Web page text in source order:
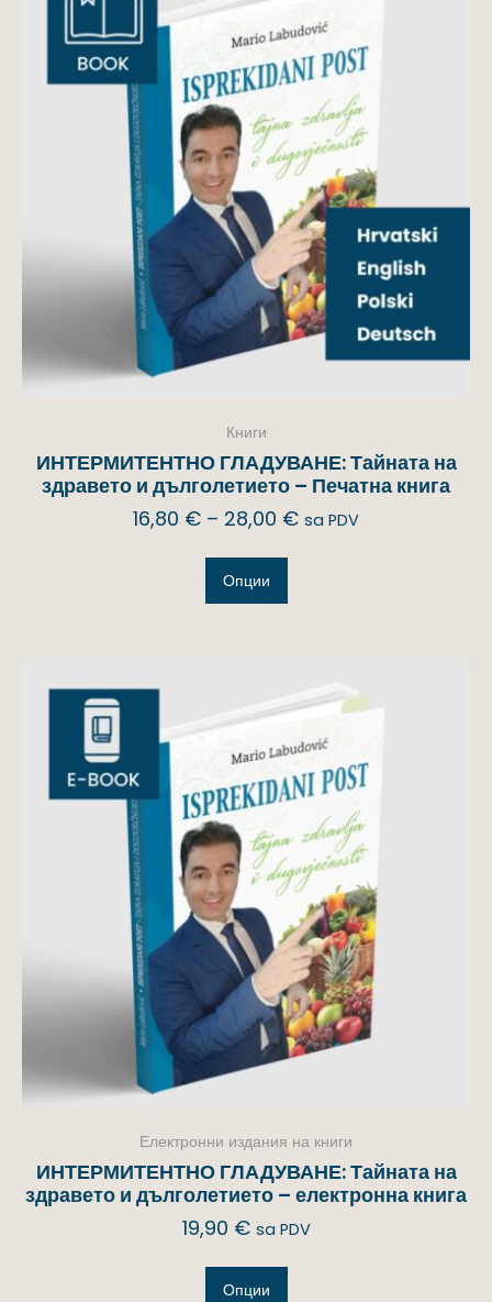
Книги
ИНТЕРМИТЕНТНО ГЛАДУВАНЕ: Тайната на
здравето и дълголетието – Печатна книга
16,80 € – 28,00 € sa PDV
Опции
Електронни издания на книги
ИНТЕРМИТЕНТНО ГЛАДУВАНЕ: Тайната на
здравето и дълголетието – електронна книга
19,90 € sa PDV
Опции